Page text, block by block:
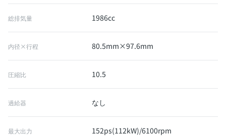
総排気量 1986cc
内径×行程 80.5mm×97.6mm
圧縮比 10.5
過給器 なし
最大出力 152ps(112kW)/6100rpm